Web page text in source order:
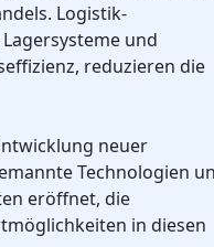
Logistik-
und
reduzieren die
neuer
Technologien
eröffnet, die
in diesen